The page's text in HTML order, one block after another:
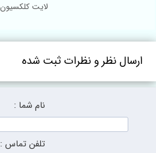
قیمت تولیدی در کاشان
ارسال نظر و نظرات ثبت شده
نام شما :
تلفن تماس :